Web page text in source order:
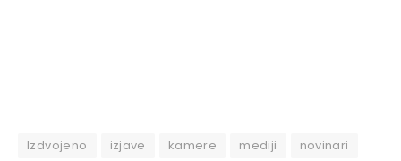
Izdvojeno izjave kamere mediji novinari